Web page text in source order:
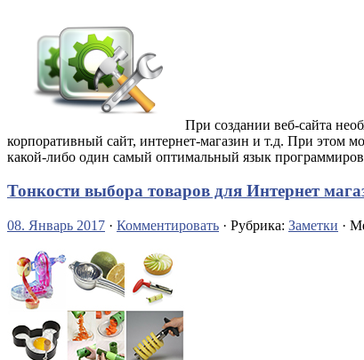
При создании веб-сайта
корпоративный сайт, интернет-магазин и т.д. При этом
какой-либо один самый оптимальный язык
Тонкости выбора товаров для Интернет
08. Январь 2017 · Комментировать · Рубрика: Заметки ·